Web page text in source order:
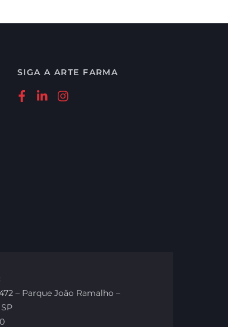
SIGA A ARTE FARMA
– Parque João Ramalho –